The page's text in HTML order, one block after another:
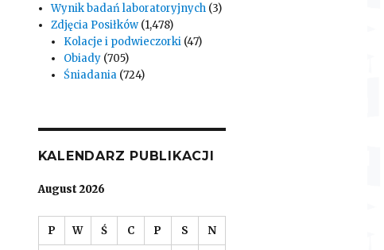
Wynik badań laboratoryjnych(3)
Zdjęcia Posiłków(1,478)
Kolacje i podwieczorki (47)
Obiady (705)
Śniadania (724)
KALENDARZ PUBLIKACJI
August 2026
P W Ś C P S N